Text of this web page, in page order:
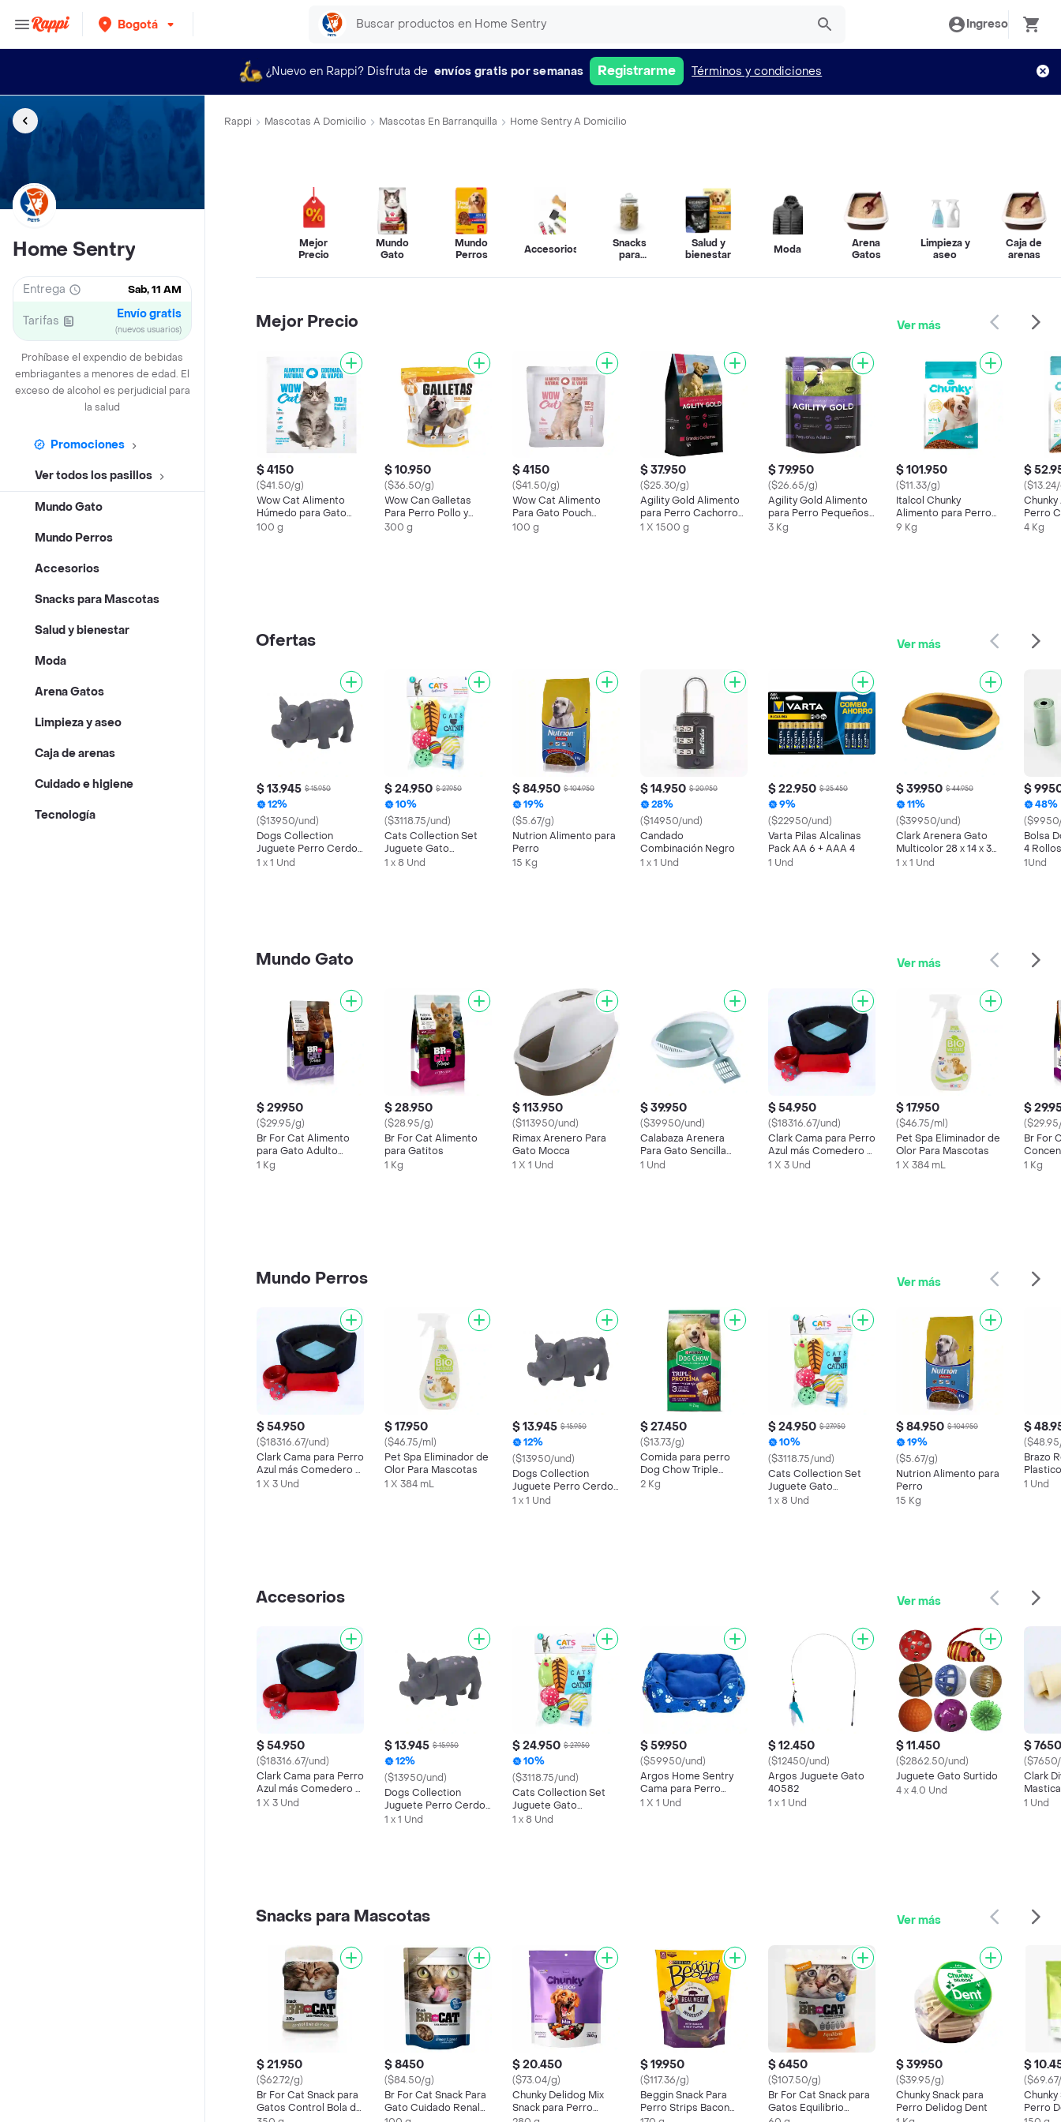
Bogotá Ingreso
¿Nuevo en Rappi? Disfruta de envíos gratis por semanas Registrarme Términos y condiciones
Home Sentry
Entrega Sab, 11 AM
Tarifas Envío gratis
(nuevos usuarios)
Prohíbase el expendio de bebidas
embriagantes a menores de edad. El
exceso de alcohol es perjudicial para
la salud
Promociones
Ver todos los pasillos
Mundo Gato
Mundo Perros
Accesorios
Snacks para Mascotas
Salud y bienestar
Moda
Arena Gatos
Limpieza y aseo
Caja de arenas
Cuidado e higiene
Tecnología
Rappi Mascotas A Domicilio Mascotas En Barranquilla Home Sentry A Domicilio
Mejor
Precio
Mundo
Gato
Mundo
Perros
Accesorios
Snacks
para
Salud y
bienestar
Moda
Arena
Gatos
Limpieza y
aseo
Caja de
arenas
Mejor Precio Ver más
$ 4150
($41.50/g)
Wow Cat Alimento
Húmedo para Gato
Adulto Sabor Salmón
100 g
$ 10.950
($36.50/g)
Wow Can Galletas
Para Perro Pollo y
Ternera
300 g
$ 4150
($41.50/g)
Wow Cat Alimento
Para Gato Pouch
Salmón
100 g
$ 37.950
($25.30/g)
Agility Gold Alimento
para Perro Cachorro
Raza Grande
1 X 1500 g
$ 79.950
($26.65/g)
Agility Gold Alimento
para Perro Pequeños
Adultos
3 Kg
$ 101.950
($11.33/g)
Italcol Chunky
Alimento para Perro
Cachorro Sabor a
9 Kg
$
Perro
Pollo
4 Kg
Ofertas Ver más
$ 13.945 $ 15.950
12%
($13950/und)
Dogs Collection
Juguete Perro Cerdo
Goma 4 8 x 9 x 14 cm
1 x 1 Und
$ 24.950 $ 27.950
10%
($3118.75/und)
Cats Collection Set
Juguete Gato
Multicolor 6 x 24 x 17
1 x 8 Und
$ 84.950 $ 104.950
19%
($5.67/g)
Nutrion Alimento para
Perro
15 Kg
$ 14.950 $ 20.950
28%
($14950/und)
Candado
Combinación Negro
1 x 1 Und
$ 22.950 $ 25.450
9%
($22950/und)
Varta Pilas Alcalinas
Pack AA 6 + AAA 4
1 Und
$ 39.950 $ 44.950
11%
($39950/und)
Clark Arenera Gato
Multicolor 28 x 14 x 39
cm Sg2000040
1 x 1 Und
$
48%
Bolsa
4
1Und
Mundo Gato Ver más
$ 29.950
($29.95/g)
Br For Cat Alimento
para Gato Adulto
Castrado Sabor Pollo
1 Kg
$ 28.950
($28.95/g)
Br For Cat Alimento
para Gatitos
1 Kg
$ 113.950
($113950/und)
Rimax Arenero Para
Gato Mocca
1 X 1 Und
$ 39.950
($39950/und)
Calabaza Arenera
Para Gato Sencilla
Estilo Huevo Con Pala
1 Und
$ 54.950
($18316.67/und)
Clark Cama para Perro
Azul más Comedero y
Cobija
1 X 3 Und
$ 17.950
($46.75/ml)
Pet Spa Eliminador de
Olor Para Mascotas
1 X 384 mL
$
Br For
Gato
1 Kg
Mundo Perros Ver más
$ 54.950
($18316.67/und)
Clark Cama para Perro
Azul más Comedero y
Cobija
1 X 3 Und
$ 17.950
($46.75/ml)
Pet Spa Eliminador de
Olor Para Mascotas
1 X 384 mL
$ 13.945 $ 15.950
12%
($13950/und)
Dogs Collection
Juguete Perro Cerdo
Goma 4 8 x 9 x 14 cm
1 x 1 Und
$ 27.450
($13.73/g)
Comida para perro
Dog Chow Triple
proteina todos los
2 Kg
$ 24.950 $ 27.950
10%
($3118.75/und)
Cats Collection Set
Juguete Gato
Multicolor 6 x 24 x 17
1 x 8 Und
$ 84.950 $ 104.950
19%
($5.67/g)
Nutrion Alimento para
Perro
15 Kg
$
Brazo
1 Und
Accesorios Ver más
$ 54.950
($18316.67/und)
Clark Cama para Perro
Azul más Comedero y
Cobija
1 X 3 Und
$ 13.945 $ 15.950
12%
($13950/und)
Dogs Collection
Juguete Perro Cerdo
Goma 4 8 x 9 x 14 cm
1 x 1 Und
$ 24.950 $ 27.950
10%
($3118.75/und)
Cats Collection Set
Juguete Gato
Multicolor 6 x 24 x 17
1 x 8 Und
$ 59.950
($59950/und)
Argos Home Sentry
Cama para Perro
Mediana
1 X 1 Und
$ 12.450
($12450/und)
Argos Juguete Gato
40582
1 x 1 Und
$ 11.450
($2862.50/und)
Juguete Gato Surtido
4 x 4.0 Und
$ 7650
Clark
Para
Su
Está
Del
6 A 7
. Sku
1 Und
Snacks para Mascotas Ver más
$ 21.950
($62.72/g)
Br For Cat Snack para
Gatos Control Bola de
$ 8450
($84.50/g)
Br For Cat Snack Para
Gato Cuidado Renal
$ 20.450
($73.04/g)
Chunky Delidog Mix
Snack para Perro
$ 19.950
($117.36/g)
Beggin Snack Para
Perro Strips Bacon
$ 6450
($107.50/g)
Br For Cat Snack para
Gatos Equilibrio
$ 39.950
($39.95/g)
Chunky Snack para
Perro Delidog Dent
$
Chunky
Perro